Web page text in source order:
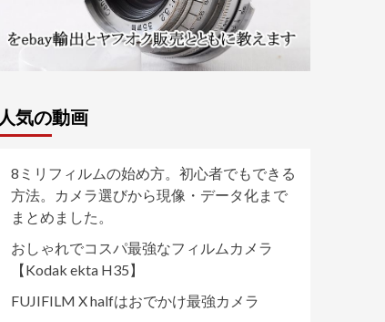
人気の動画
8ミリフィルムの始め方。初心者でもできる
方法。カメラ選びから現像・データ化まで
まとめました。
おしゃれでコスパ最強なフィルムカメラ
【Kodak ekta H35】
FUJIFILM X halfはおでかけ最強カメラ